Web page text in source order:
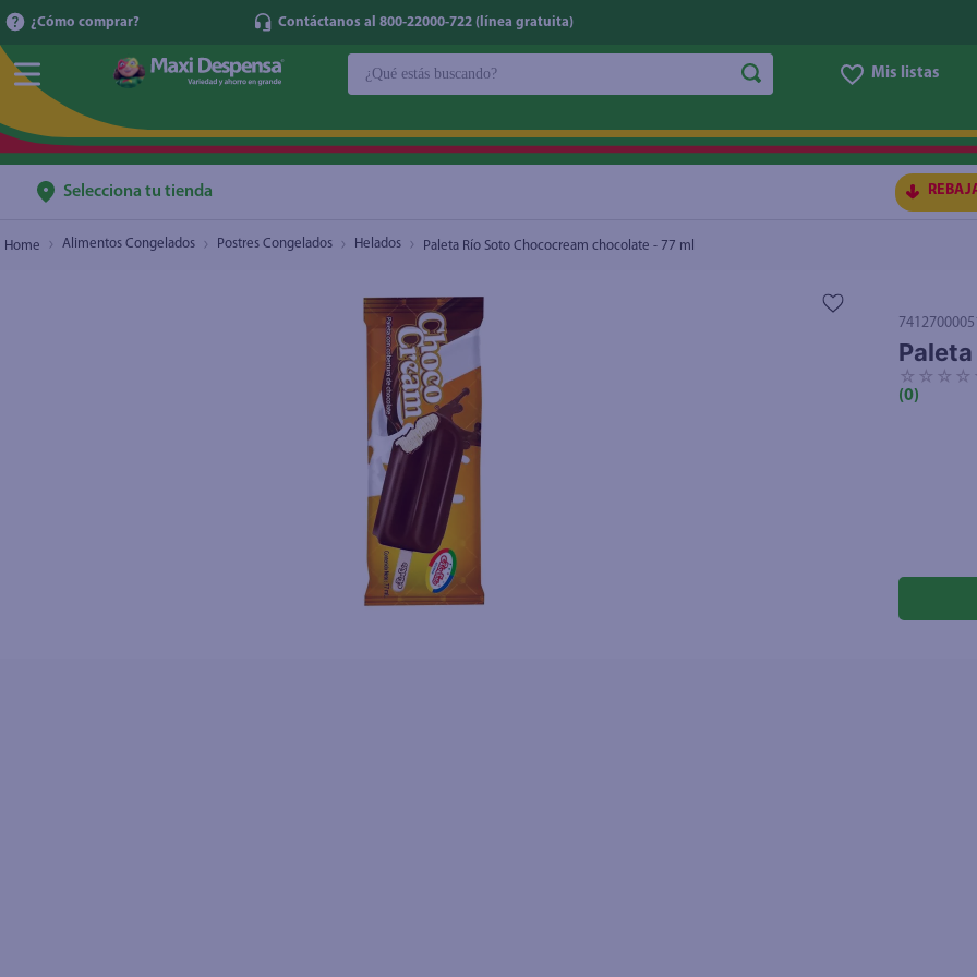
¿Cómo comprar? Contáctanos al 800-22000-722 (línea gratuita)
Mis listas
Selecciona tu tienda
Alimentos Congelados Postres Congelados Helados Paleta Río Soto Chococream chocolate - 77 ml
☆ ☆ ☆ ☆
(0)
Paleta Río Soto Chococream chocolate - 77 ml
1.
cerveza
5.
coca cola
.
pañales
7.
samsung
.
papel higiénico
shampoo
10. azucar